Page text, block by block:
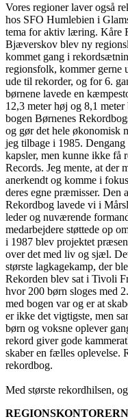
Vores regioner laver også
hos SFO Humlebien i
tema for aktiv læring. Kåre
Bjæverskov blev ny
kommet gang i
regionsfolk, kommer gerne
ude til rekorder, og for 6.
børnene lavede en
12,3 meter høj og 8,1
bogen Børnenes
og gør det hele økonomisk
jeg tilbage i 1985.
kapsler, men kunne ikke få
Records. Jeg mente, at der
anerkendt og komme i
deres egne præmisser. Den
Rekordbog lavede vi i
leder og nuværende
medarbejdere støttede op
i 1987 blev projektet
over det med liv og sjæl.
største lagkagekamp, der
Rekorden blev sat i Tivoli
hvor 200 børn sloges med
med bogen var og er at
er ikke det vigtigste, men
børn og voksne oplever
rekord giver gode
skaber en fælles oplevelse.
rekordbog.
Med største rekordhilsen,